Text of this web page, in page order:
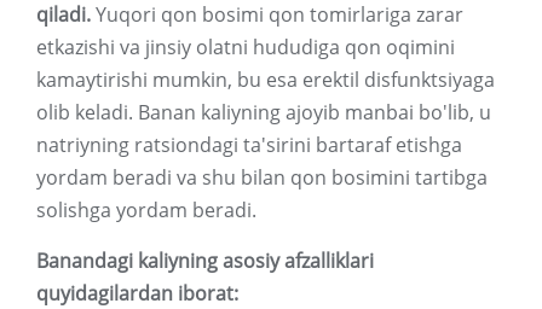
qiladi.Yuqori qon bosimi qon tomirlariga zarar
etkazishi va jinsiy olatni hududiga qon oqimini
kamaytirishi mumkin, bu esa erektil disfunktsiyaga
olib keladi. Banan kaliyning ajoyib manbai bo'lib, u
natriyning ratsiondagi ta'sirini bartaraf etishga
yordam beradi va shu bilan qon bosimini tartibga
solishga yordam beradi.
Banandagi kaliyning asosiy afzalliklari
quyidagilardan iborat: